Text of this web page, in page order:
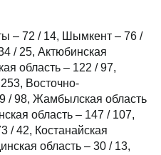
– 72 / 14, Шымкент – 76 /
/ 25, Актюбинская
область – 122 / 97,
Восточно-
/ 98, Жамбылская область
область – 147 / 107,
/ 42, Костанайская
область – 30 / 13,